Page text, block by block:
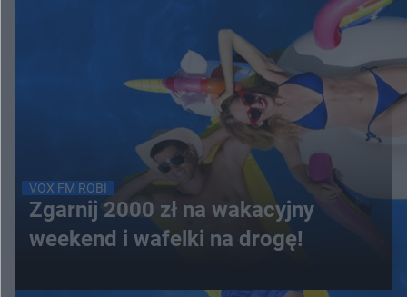
VOX FM ROBI
Zgarnij 2000 zł na wakacyjny
weekend i wafelki na drogę!